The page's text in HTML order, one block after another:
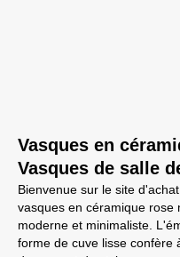
Vasques en
Vasques de salle
Bienvenue sur le site
vasques en céramique rose
moderne et minimaliste.
forme de cuve lisse confère